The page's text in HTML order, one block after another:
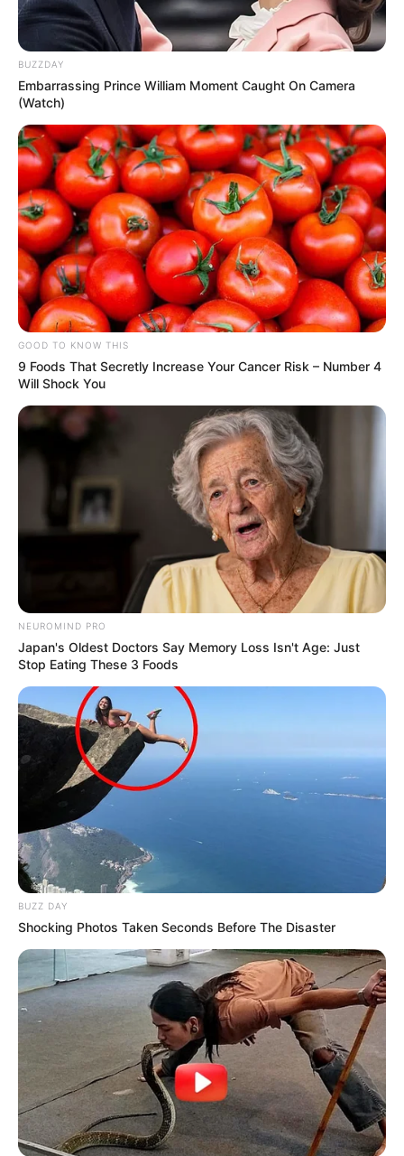
BUZZDAY
Embarrassing Prince William Moment Caught On Camera
(Watch)
GOOD TO KNOW THIS
9 Foods That Secretly Increase Your Cancer Risk – Number 4
Will Shock You
NEUROMIND PRO
Japan's Oldest Doctors Say Memory Loss Isn't Age: Just
Stop Eating These 3 Foods
BUZZ DAY
Shocking Photos Taken Seconds Before The Disaster